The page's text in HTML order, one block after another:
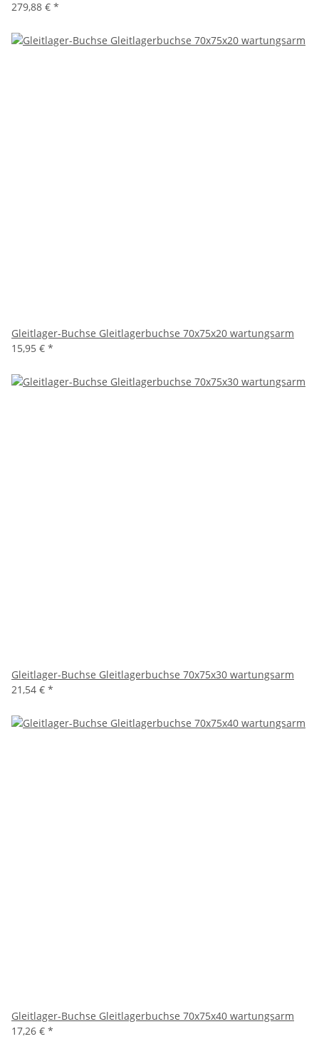
279,88 € *
Gleitlager-Buchse Gleitlagerbuchse 70x75x20 wartungsarm
15,95 € *
Gleitlager-Buchse Gleitlagerbuchse 70x75x30 wartungsarm
21,54 € *
Gleitlager-Buchse Gleitlagerbuchse 70x75x40 wartungsarm
17,26 € *